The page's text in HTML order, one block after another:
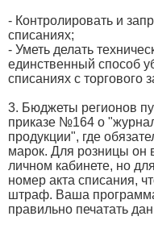
- Контролировать и
списаниях;
- Уметь делать
единственный способ
списаниях с торгового
3. Бюджеты регионов
приказе №164 о
продукции", где
марок. Для розницы он
личном кабинете, но
номер акта списания,
штраф. Ваша
правильно печатать